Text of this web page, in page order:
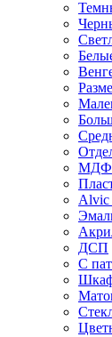
МДФ
Alvic
ДСП
С